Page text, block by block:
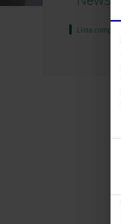
Lista completa